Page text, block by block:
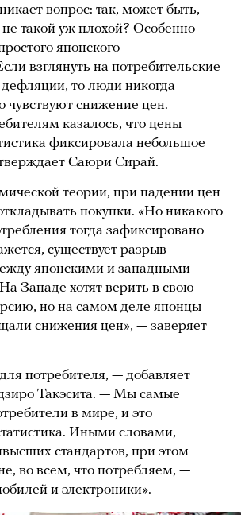
вопрос: так, может быть,
такой уж плохой? Особенно
японского
взглянуть на потребительские
то люди никогда
чувствуют снижение цен.
казалось, что цены
фиксировала небольшое
Саюри Сирай.
теории, при падении цен
покупки. «Но никакого
тогда зафиксировано
существует разрыв
японскими и западными
Западе хотят верить в свою
но на самом деле японцы
снижения цен», — заверяет
потребителя, — добавляет
Такэсита. — Мы самые
в мире, и это
Иными словами,
стандартов, при этом
во всем, что потребляем, —
и электроники».